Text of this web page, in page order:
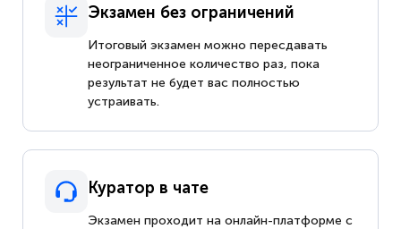
Экзамен без ограничений
Итоговый экзамен можно пересдавать
неограниченное количество раз, пока
результат не будет вас полностью
устраивать.
Куратор в чате
Экзамен проходит на онлайн-платформе с